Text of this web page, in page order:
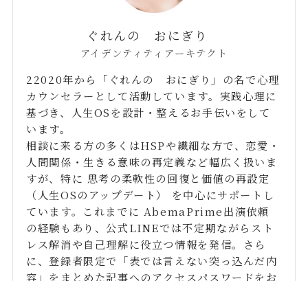
ぐれんの おにぎり
アイデンティティアーキテクト
22020年から「ぐれんの おにぎり」の名で心理
カウンセラーとして活動しています。実践心理に
基づき、人生OSを設計・整えるお手伝いをして
います。
相談に来る方の多くはHSPや繊細な方で、恋愛・
人間関係・生きる意味の再定義など幅広く扱いま
すが、特に 思考の柔軟性の回復と価値の再設定
（人生OSのアップデート） を中心にサポートし
ています。これまでに AbemaPrime出演依頼
の経験もあり、公式LINEでは不定期ながらスト
レス解消や自己理解に役立つ情報を発信。さら
に、登録者限定で「表では言えない突っ込んだ内
容」をまとめた記事へのアクセスパスワードをお